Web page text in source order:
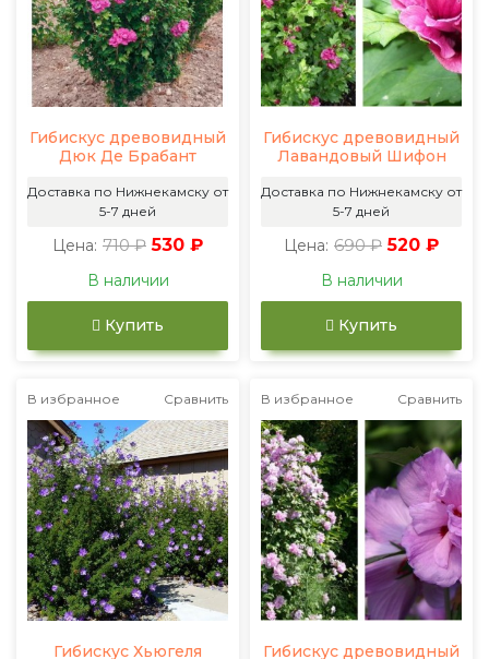
Гибискус древовидный
Дюк Де Брабант
Доставка по Нижнекамску от
5-7 дней
Цена: 710 ₽ 530 ₽
В наличии
Купить
Гибискус древовидный
Лавандовый Шифон
Доставка по Нижнекамску от
5-7 дней
Цена: 690 ₽ 520 ₽
В наличии
Купить
В избранное Сравнить
Гибискус Хьюгеля
В избранное Сравнить
Гибискус древовидный